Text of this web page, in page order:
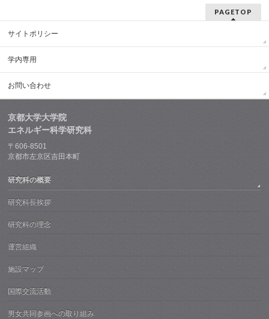
PAGETOP
サイトポリシー
学内専用
お問い合わせ
京都大学大学院
エネルギー科学研究科
〒606-8501
京都市左京区吉田本町
研究科の概要
研究科長挨拶
研究科の理念
運営組織
施設マップ
国際交流活動
男女共同参画への取り組み